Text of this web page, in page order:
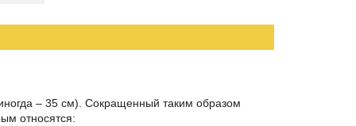
– 35 см). Сокращенный таким образом
относятся: